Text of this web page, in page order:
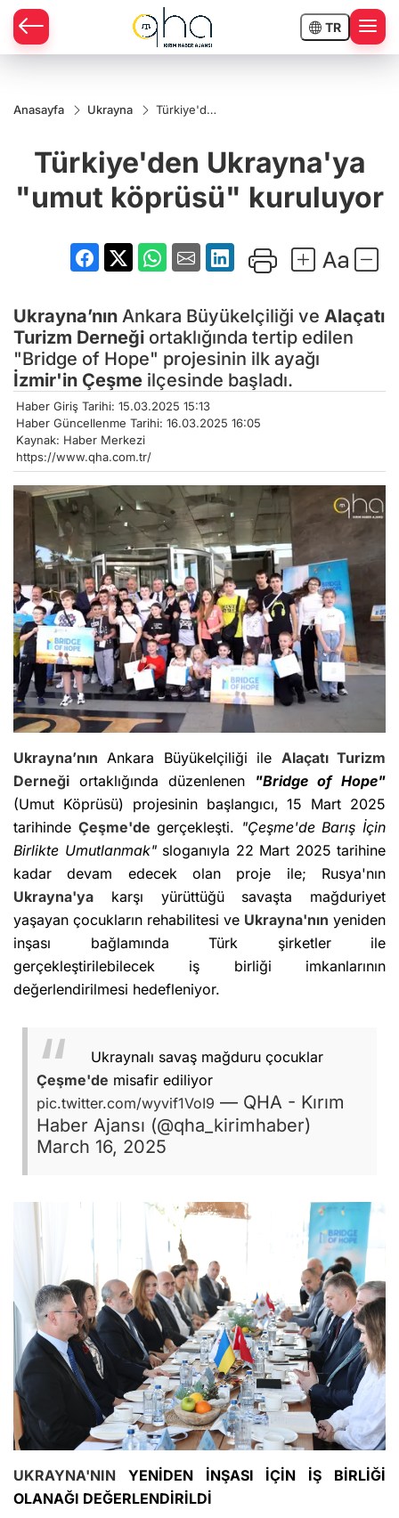
TR
Anasayfa Ukrayna
Türkiye'den
köprüsü"
kuruluyor
Türkiye'den Ukrayna'ya
"umut köprüsü" kuruluyor
Ukrayna’nın Ankara Büyükelçiliği ve Alaçatı
Turizm Derneği ortaklığında tertip edilen
"Bridge of Hope" projesinin ilk ayağı
İzmir'in Çeşme ilçesinde başladı.
Haber Giriş Tarihi: 15.03.2025 15:13
Haber Güncellenme Tarihi: 16.03.2025 16:05
Kaynak: Haber Merkezi
https://www.qha.com.tr/
Ukrayna’nın Ankara Büyükelçiliği ile Alaçatı Turizm
Derneği ortaklığında düzenlenen "Bridge of Hope"
(Umut Köprüsü) projesinin başlangıcı, 15 Mart 2025
tarihinde Çeşme'de gerçekleşti. "Çeşme'de Barış İçin
Birlikte Umutlanmak" sloganıyla 22 Mart 2025 tarihine
kadar devam edecek olan proje ile; Rusya'nın
Ukrayna'ya karşı yürüttüğü savaşta mağduriyet
yaşayan çocukların rehabilitesi ve Ukrayna'nın yeniden
inşası bağlamında Türk şirketler ile
gerçekleştirilebilecek iş birliği imkanlarının
değerlendirilmesi hedefleniyor.
Ukraynalı savaş mağduru çocuklar
Çeşme'de misafir ediliyor
pic.twitter.com/wyvif1VoI9 — QHA - Kırım
Haber Ajansı (@qha_kirimhaber)
March 16, 2025
UKRAYNA'NIN YENİDEN İNŞASI İÇİN İŞ BİRLİĞİ
OLANAĞI DEĞERLENDİRİLDİ